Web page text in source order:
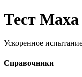
Тест Маха
Ускоренное
Справочники